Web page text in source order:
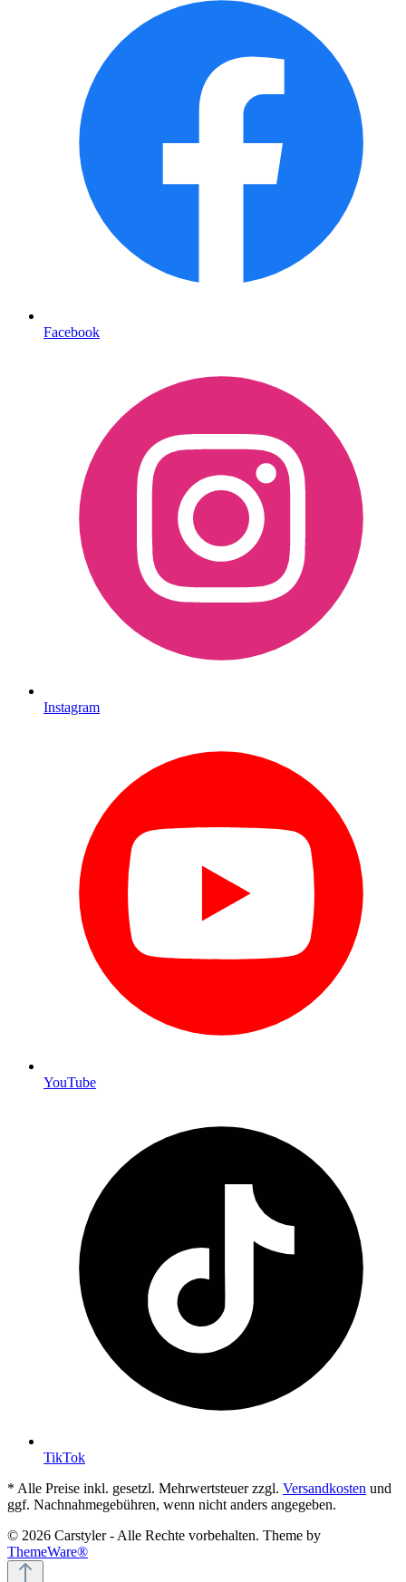
Facebook
Instagram
YouTube
TikTok
* Alle Preise inkl. gesetzl. Mehrwertsteuer zzgl. Versandkosten und
ggf. Nachnahmegebühren, wenn nicht anders angegeben.
© 2026 Carstyler - Alle Rechte vorbehalten. Theme by
ThemeWare®